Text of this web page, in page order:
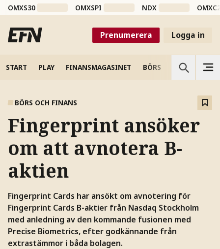
OMXS30 OMXSPI NDX
Prenumerera Logga in
START PLAY FINANSMAGASINET BÖRS VETENSKAP
BÖRS OCH FINANS
Fingerprint ansöker
om att avnotera B-
aktien
Fingerprint Cards har ansökt om avnotering för
Fingerprint Cards B-aktier från Nasdaq Stockholm
med anledning av den kommande fusionen med
Precise Biometrics, efter godkännande från
extrastämmor i båda bolagen.